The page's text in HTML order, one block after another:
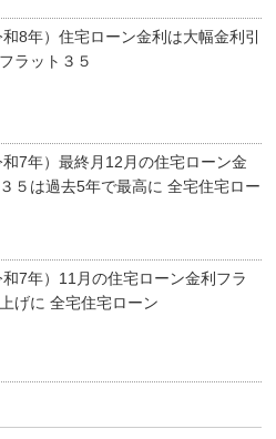
8年）住宅ローン金利は大幅金利引
ラット３５
7年）最終月12月の住宅ローン金
５は過去5年で最高に 全宅住宅ロー
7年）11月の住宅ローン金利フラ
げに 全宅住宅ローン